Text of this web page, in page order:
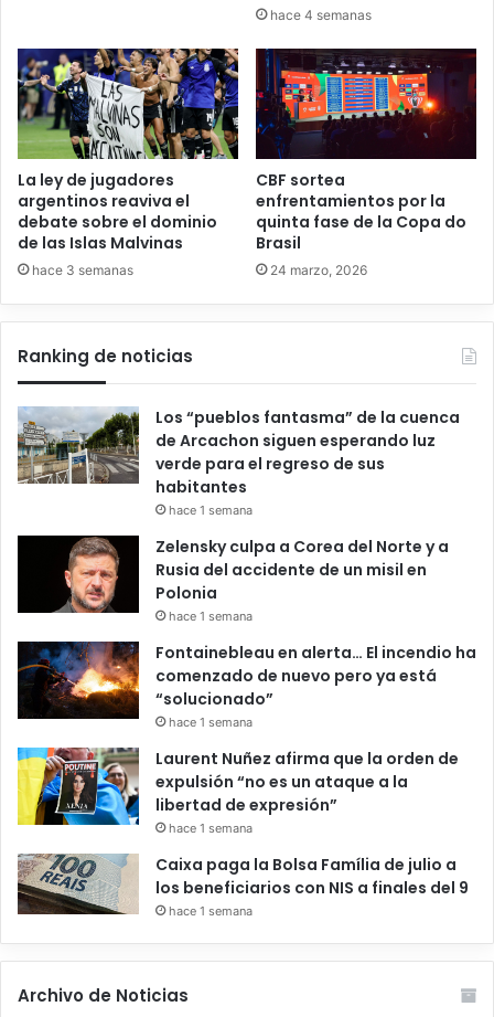
hace 4 semanas
La ley de jugadores
argentinos reaviva el
debate sobre el dominio
de las Islas Malvinas
hace 3 semanas
CBF sortea
enfrentamientos por la
quinta fase de la Copa do
Brasil
24 marzo, 2026
Ranking de noticias
Los “pueblos fantasma” de la cuenca
de Arcachon siguen esperando luz
verde para el regreso de sus
habitantes
hace 1 semana
Zelensky culpa a Corea del Norte y a
Rusia del accidente de un misil en
Polonia
hace 1 semana
Fontainebleau en alerta… El incendio ha
comenzado de nuevo pero ya está
“solucionado”
hace 1 semana
Laurent Nuñez afirma que la orden de
expulsión “no es un ataque a la
libertad de expresión”
hace 1 semana
Caixa paga la Bolsa Família de julio a
los beneficiarios con NIS a finales del 9
hace 1 semana
Archivo de Noticias